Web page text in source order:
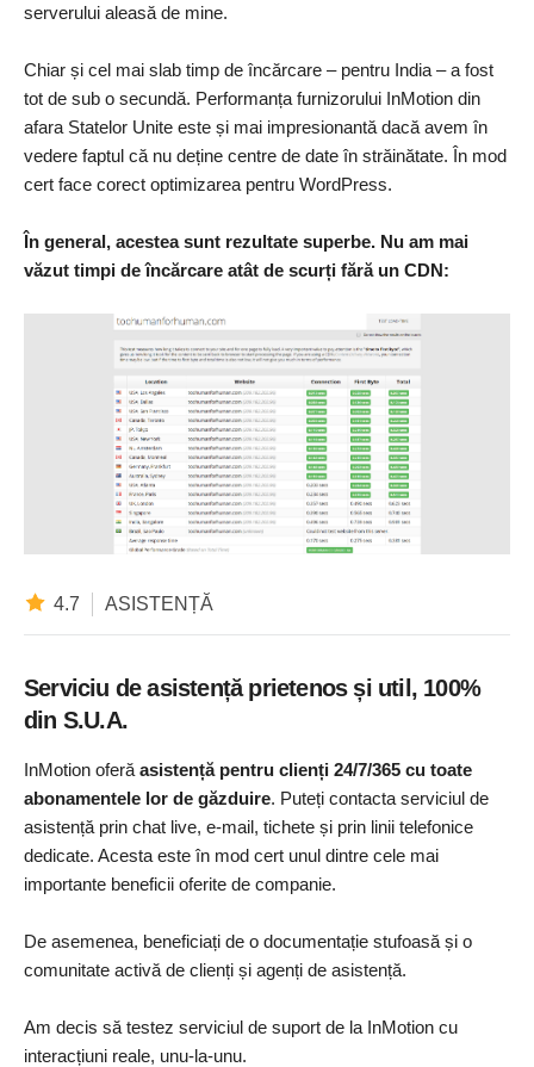
serverului aleasă de mine.
Chiar și cel mai slab timp de încărcare – pentru India – a fost
tot de sub o secundă. Performanța furnizorului InMotion din
afara Statelor Unite este și mai impresionantă dacă avem în
vedere faptul că nu deține centre de date în străinătate. În mod
cert face corect optimizarea pentru WordPress.
În general, acestea sunt rezultate superbe. Nu am mai
văzut timpi de încărcare atât de scurți fără un CDN:
4.7 ASISTENȚĂ
Serviciu de asistență prietenos și util, 100%
din S.U.A.
InMotion oferă asistență pentru clienți 24/7/365 cu toate
abonamentele lor de găzduire. Puteți contacta serviciul de
asistență prin chat live, e-mail, tichete și prin linii telefonice
dedicate. Acesta este în mod cert unul dintre cele mai
importante beneficii oferite de companie.
De asemenea, beneficiați de o documentație stufoasă și o
comunitate activă de clienți și agenți de asistență.
Am decis să testez serviciul de suport de la InMotion cu
interacțiuni reale, unu-la-unu.